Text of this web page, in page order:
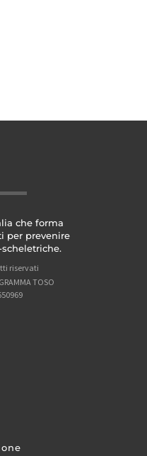
che forma
per prevenire
riservati
TOSO